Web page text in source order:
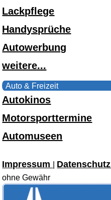
Lackpflege
Handysprüche
Autowerbung
weitere...
Auto & Freizeit
Autokinos
Motorsporttermine
Automuseen
Impressum Datenschutz
ohne Gewähr